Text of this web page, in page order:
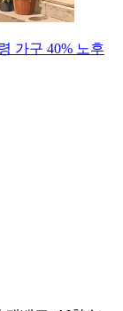
가구 40% 노후